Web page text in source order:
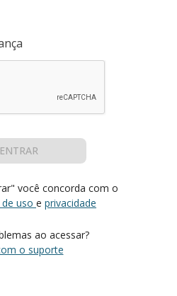
ENTRAR
você concorda com o
uso e privacidade
ao acessar?
o suporte